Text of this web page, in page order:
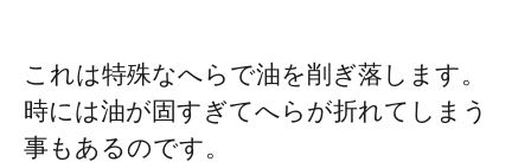
これは特殊なへらで油を削ぎ落します。
時には油が固すぎてへらが折れてしまう
事もあるのです。